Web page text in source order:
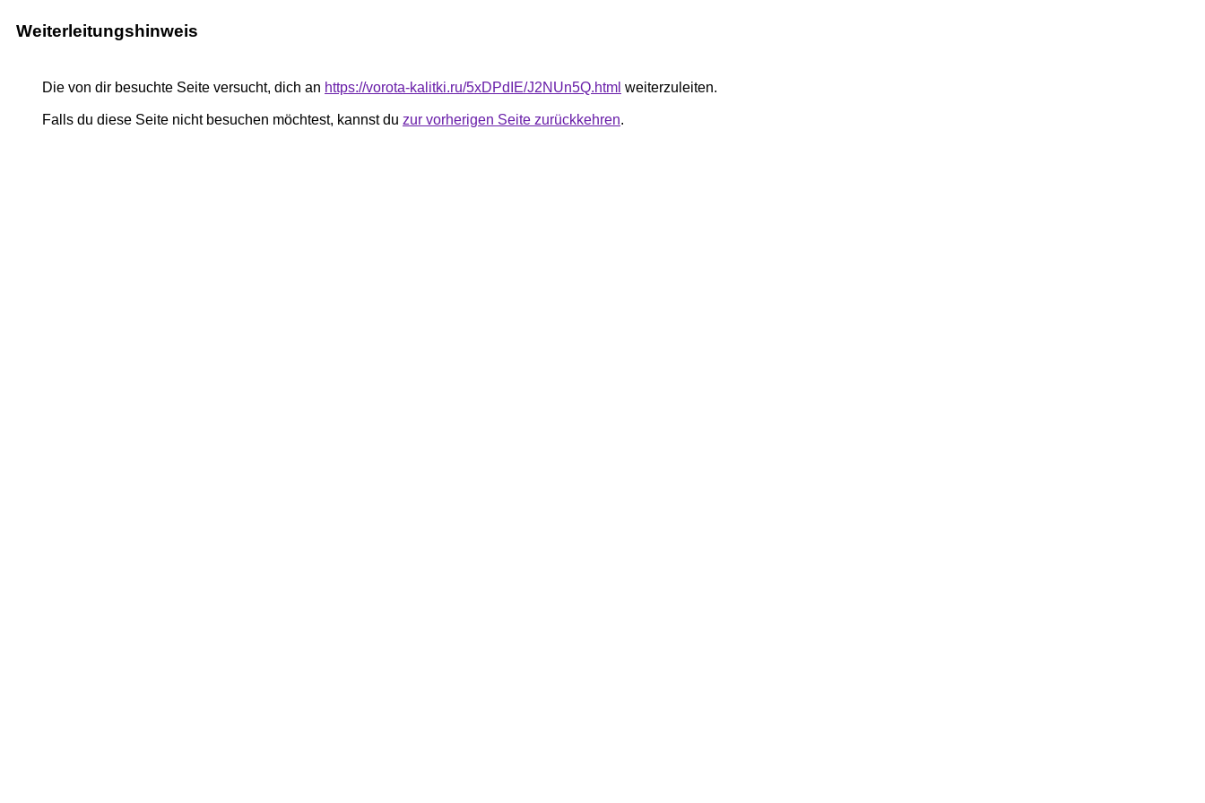
Weiterleitungshinweis
Die von dir besuchte Seite versucht, dich an https://vorota-kalitki.ru/5xDPdIE/J2NUn5Q.html weiterzuleiten.
Falls du diese Seite nicht besuchen möchtest, kannst du zur vorherigen Seite zurückkehren.